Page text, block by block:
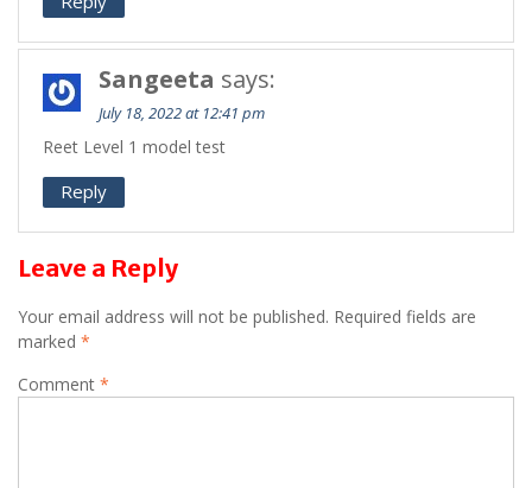
Sangeeta says:
July 18, 2022 at 12:41 pm
Reet Level 1 model test
Reply
Leave a Reply
Your email address will not be published. Required fields are
marked *
Comment *